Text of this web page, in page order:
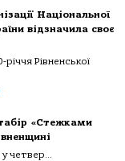
Національної
відзначила своє
Рівненської
«Стежками
четвер...